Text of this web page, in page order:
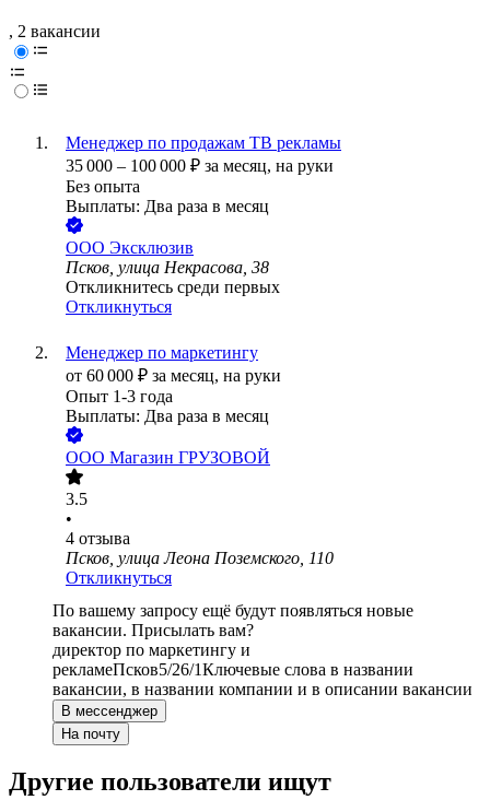
, 2 вакансии
Менеджер по продажам ТВ рекламы
35 000 – 100 000 ₽ за месяц, на руки
Без опыта
Выплаты: Два раза в месяц
ООО Эксклюзив
Псков, улица Некрасова, 38
Откликнитесь среди первых
Откликнуться
Менеджер по маркетингу
от 60 000 ₽ за месяц, на руки
Опыт 1-3 года
Выплаты: Два раза в месяц
ООО Магазин ГРУЗОВОЙ
3.5
•
4 отзыва
Псков, улица Леона Поземского, 110
Откликнуться
По вашему запросу ещё будут появляться новые
вакансии. Присылать вам?
директор по маркетингу и
рекламеПсков5/26/1Ключевые слова в названии
вакансии, в названии компании и в описании вакансии
В мессенджер
На почту
Другие пользователи ищут